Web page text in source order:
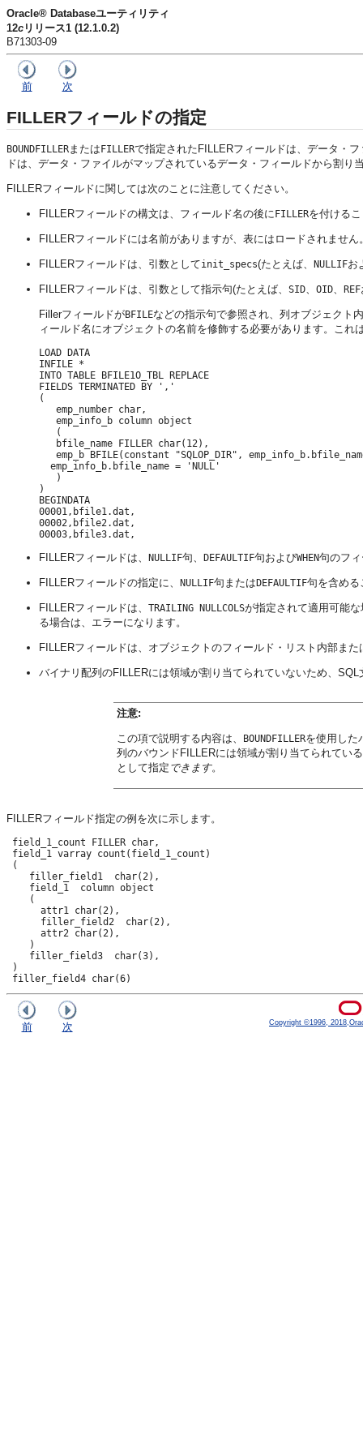
Oracle® Databaseユーティリティ
12c リリース1 (12.1.0.2)
B71303-09
前 次
FILLERフィールドの指定
BOUNDFILLER またはFILLERで指定されたFILLERフィールドは、データ・
ドは、データ・ファイルがマップされているデータ・フィールドから割り
FILLERフィールドに関しては次のことに注意してください。
FILLERフィールドの構文は、フィールド名の後に FILLERを付ける
FILLERフィールドには名前がありますが、表にはロードされません
FILLERフィールドは、引数としてinit_specs(たとえば、 NULLIFお
FILLERフィールドは、引数として指示句(たとえば、 SID OID REF
FillerフィールドがBFILEなどの指示句で参照され、列オブジェクト
ィールド名にオブジェクトの名前を修飾する必要があります。これ
LOAD DATA
INFILE *
INTO TABLE BFILE1O_TBL REPLACE
FIELDS TERMINATED BY ','
(
   emp_number char,
   emp_info_b column object
   (
   bfile_name FILLER char(12),
emp_b BFILE(constant "SQLOP_DIR",
  emp_info_b.bfile_name = 'NULL'
   )
)
BEGINDATA
00001,bfile1.dat,
00002,bfile2.dat,
FILLERフィールドは、 NULLIF句、 DEFAULTIF句およびWHEN句のフ
FILLERフィールドの指定に、 NULLIF句またはDEFAULTIF句を含める
FILLERフィールドは、 TRAILING NULLCOLSが指定されて適用可能な
る場合は、エラーになります。
FILLERフィールドは、オブジェクトのフィールド・リスト内部また
バイナリ配列のFILLERには領域が割り当てられていないため、
注意:
この項で説明する内容は、 BOUNDFILLERを使用した
列のバウンドFILLERには領域が割り当てられてい
として指定 できます。
FILLERフィールド指定の例を次に示します。
field_1_count FILLER char,
field_1 varray count(field_1_count)
(
    filler_field1  char(2),
    field_1  column object
    (
      attr1 char(2),
      filler_field2  char(2),
      attr2 char(2),
    )
    filler_field3  char(3),
)
filler_field4 char(6)
前 次 Copyright ©1996,